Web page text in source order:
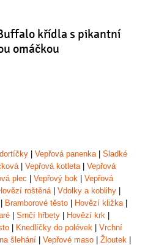
křídla s pikantní
omáčkou
| Vepřová panenka | Sladké
| Vepřová kotleta | Vepřová
plec | Vepřový bok | Vepřová
roštěná | Vdolky a koblihy |
| Bramborové těsto | Hovězí kližka |
| Srnčí hřbety | Hovězí krk |
| Knedlíčky do polévek | Vrchní
šlehání | Vepřové maso | Žloutek |